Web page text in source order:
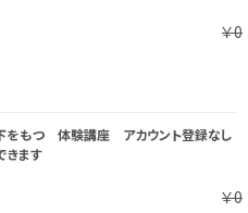
￥0
をもつ 体験講座 アカウント登録なし
きます
￥0